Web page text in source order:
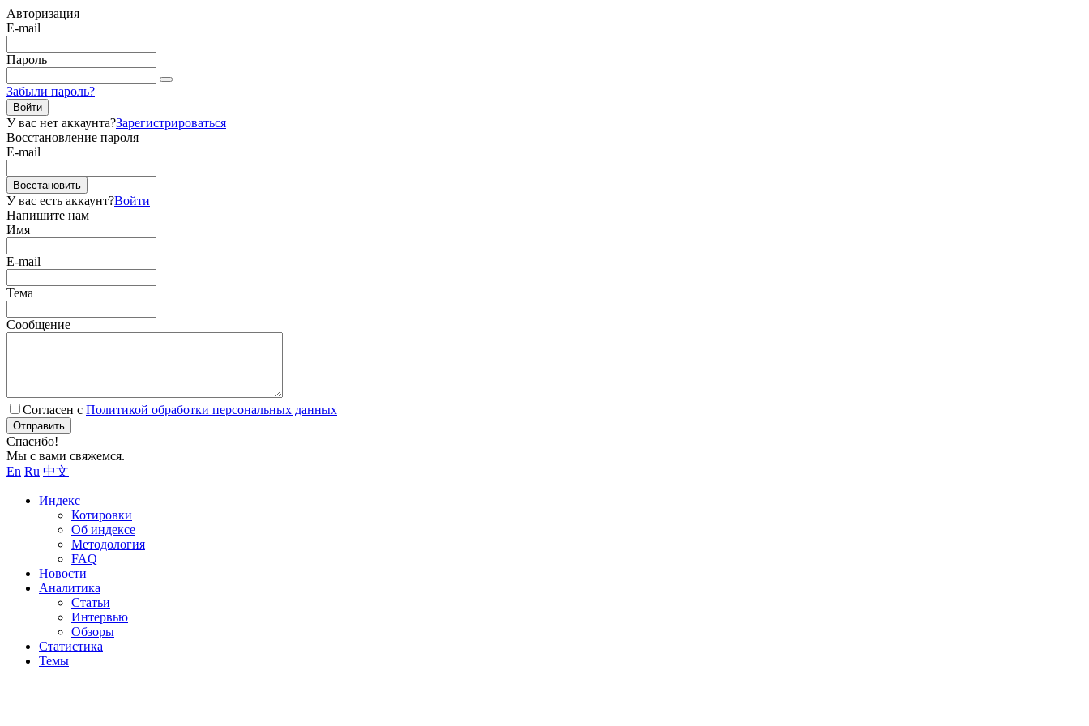
Авторизация
E-mail
Пароль
Забыли пароль?
Войти
У вас нет аккаунта?Зарегистрироваться
Восстановление пароля
E-mail
Восстановить
У вас есть аккаунт?Войти
Напишите нам
Имя
E-mail
Тема
Сообщение
Согласен с Политикой обработки персональных данных
Отправить
Спасибо!
Мы с вами свяжемся.
En Ru 中文
Индекс
Котировки
Об индексе
Методология
FAQ
Новости
Аналитика
Статьи
Интервью
Обзоры
Статистика
Темы